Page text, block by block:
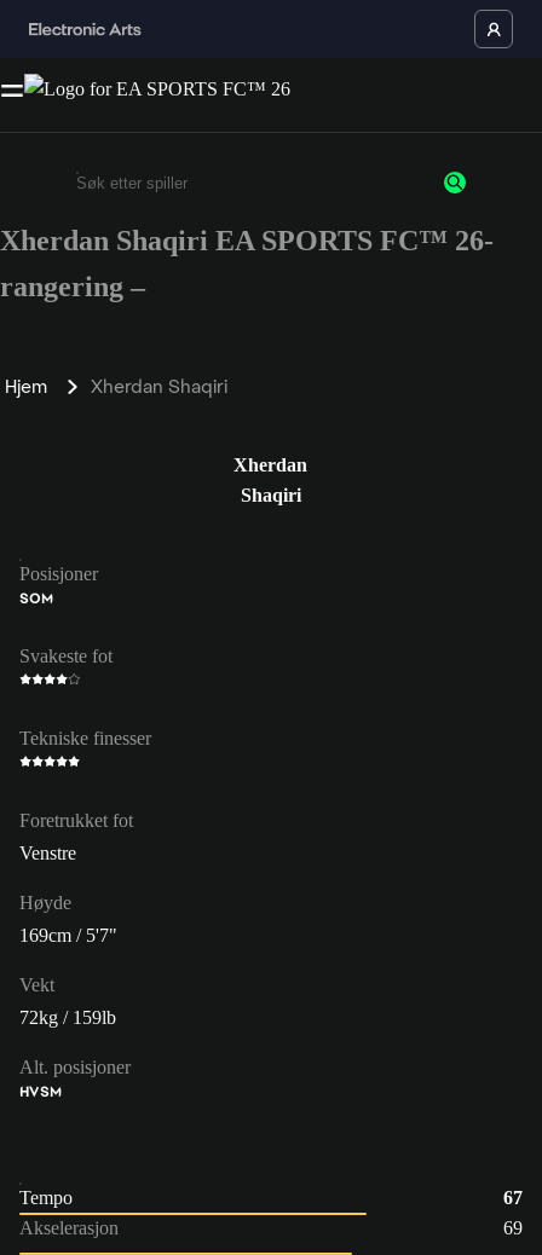
Enter a minimum of 3 characters or numbers
Xherdan Shaqiri EA SPORTS FC™ 26-
rangering –
Hjem Xherdan Shaqiri
Xherdan
Shaqiri
Posisjoner
SOM
Svakeste fot
Tekniske finesser
Foretrukket fot
Venstre
Høyde
169cm / 5'7"
Vekt
72kg / 159lb
Alt. posisjoner
HVSM
Tempo
67
Akselerasjon
69